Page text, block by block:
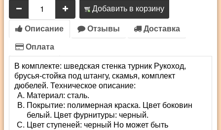
Добавить в корзину
Описание Отзывы Доставка
Оплата
В комплекте: шведская стенка турник Рукоход,
брусья-стойка под штангу, скамья, комплект
дюбелей. Техническое описание:
Материал: сталь.
Покрытие: полимерная краска. Цвет боковин
белый. Цвет фурнитуры: черный.
Цвет ступеней: черный Но может быть